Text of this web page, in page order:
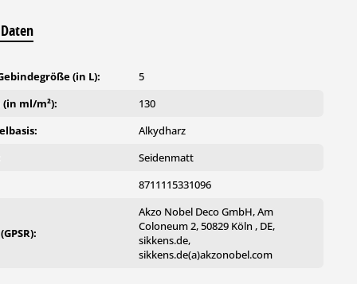
(in L):
5
ml/m²):
130
Alkydharz
Seidenmatt
8711115331096
Akzo Nobel Deco GmbH, Am
Coloneum 2, 50829 Köln , DE,
sikkens.de,
sikkens.de(a)akzonobel.com